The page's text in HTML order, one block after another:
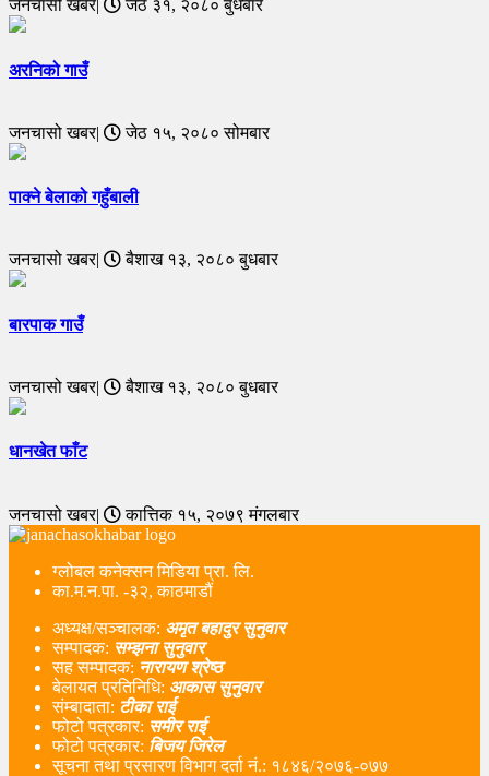
जनचासो खबर| जेठ ३१, २०८० बुधबार
अरनिको गाउँ
जनचासो खबर| जेठ १५, २०८० सोमबार
पाक्ने बेलाको गहुँबाली
जनचासो खबर| बैशाख १३, २०८० बुधबार
बारपाक गाउँ
जनचासो खबर| बैशाख १३, २०८० बुधबार
धानखेत फाँट
जनचासो खबर| कात्तिक १५, २०७९ मंगलबार
ग्लोबल कनेक्सन मिडिया प्रा. लि.
का.म.न.पा. -३२, काठमाडौं
अध्यक्ष/सञ्चालक: अमृत बहादुर सुनुवार
सम्पादक: सम्झना सुनुवार
सह सम्पादक: नारायण श्रेष्ठ
बेलायत प्रतिनिधि: आकास सुनुवार
संम्बादाता: टीका राई
फोटो पत्रकार: समीर राई
फोटो पत्रकार: बिजय जिरेल
सूचना तथा प्रसारण विभाग दर्ता नं‌.: १८४६/२०७६-०७७